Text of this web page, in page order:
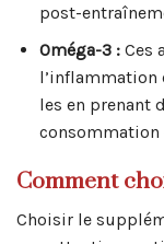
post-
Oméga-3 :Ces
l’inflammation
les en prenant
consommation
Comment
Choisir le